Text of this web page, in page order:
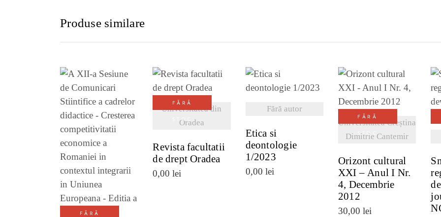
Produse similare
FĂRĂ
VEZI DETALII
FĂRĂ
STOC
Universitatea din
Oradea
Revista facultatii
de drept Oradea
0,00lei
Fără autor
VEZI DETALII
Etica si
deontologie
1/2023
0,00 lei
FĂRĂ
STOC
Universitatea Creștina
Dimitrie Cantemir
VEZI DETALII
Orizont cultural
XXI – Anul I Nr.
4, Decembrie
2012
30,00 lei